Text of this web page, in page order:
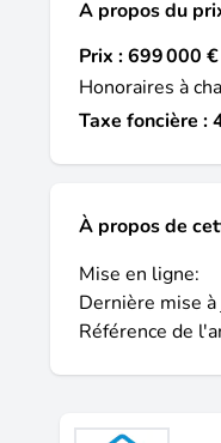
5906 90 28 62
A propos du
Prix :699 000 €
Honoraires à
Taxe foncière :
À propos de
Mise en ligne:
Dernière mise à
Référence de